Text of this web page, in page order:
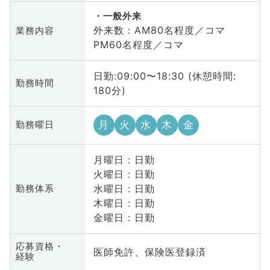
業務内容
一般外来
外来数：AM80名程度／コマ
PM60名程度／コマ
勤務時間
日勤:09:00〜18:30 (休憩時間:
180分)
勤務曜日 月 火 水 木 金
勤務体系
月曜日 : 日勤
火曜日 : 日勤
水曜日 : 日勤
木曜日 : 日勤
金曜日 : 日勤
応募資格・
経験
医師免許、保険医登録済